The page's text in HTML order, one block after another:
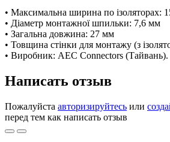
• Максимальна ширина по ізоляторах:
• Діаметр монтажної шпильки: 7,6 мм
• Загальна довжина: 27 мм
• Товщина стінки для монтажу (з
• Виробник: AEC Connectors (Тайвань).
Написать отзыв
Пожалуйста авторизируйтесь или
перед тем как написать отзыв